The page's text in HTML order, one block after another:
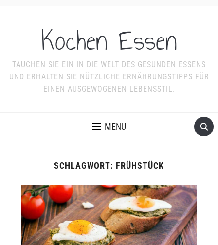
Kochen Essen
TAUCHEN SIE EIN IN DIE WELT DES GESUNDEN ESSENS
UND ERHALTEN SIE NÜTZLICHE ERNÄHRUNGSTIPPS FÜR
EINEN AUSGEWOGENEN LEBENSSTIL.
MENU
SCHLAGWORT: FRÜHSTÜCK